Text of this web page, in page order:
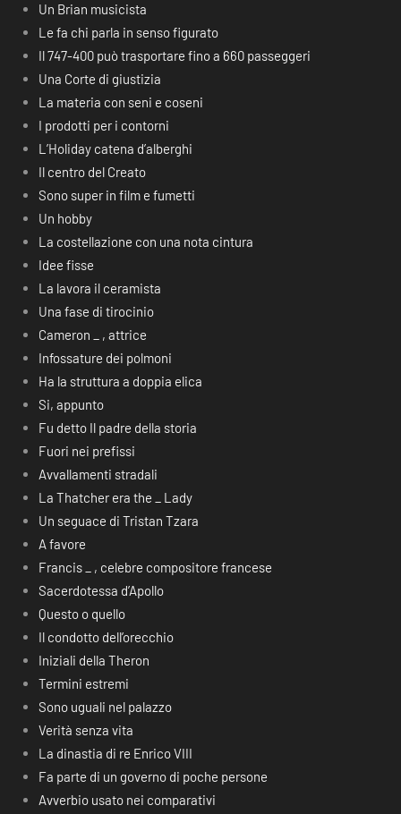
Un Brian musicista
Le fa chi parla in senso figurato
Il 747-400 può trasportare fino a 660 passeggeri
Una Corte di giustizia
La materia con seni e coseni
I prodotti per i contorni
L’Holiday catena d’alberghi
Il centro del Creato
Sono super in film e fumetti
Un hobby
La costellazione con una nota cintura
Idee fisse
La lavora il ceramista
Una fase di tirocinio
Cameron _ , attrice
Infossature dei polmoni
Ha la struttura a doppia elica
Si, appunto
Fu detto Il padre della storia
Fuori nei prefissi
Avvallamenti stradali
La Thatcher era the _ Lady
Un seguace di Tristan Tzara
A favore
Francis _ , celebre compositore francese
Sacerdotessa d’Apollo
Questo o quello
Il condotto dell’orecchio
Iniziali della Theron
Termini estremi
Sono uguali nel palazzo
Verità senza vita
La dinastia di re Enrico VIII
Fa parte di un governo di poche persone
Avverbio usato nei comparativi